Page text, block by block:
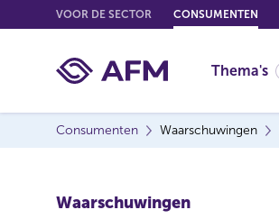
o
o
VOOR DE SECTOR CONSUMENTEN
Thema's
Consumenten Waarschuwingen
Waarschuwingen